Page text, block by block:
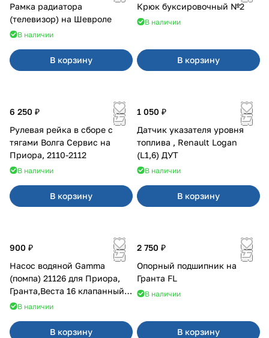
Рамка радиатора
(телевизор) на Шевроле
В наличии
В корзину
Крюк буксировочный №2
В наличии
В корзину
6 250 ₽
Рулевая рейка в сборе с
тягами Волга Сервис на
Приора, 2110-2112
В наличии
В корзину
1 050 ₽
Датчик указателя уровня
топлива , Renault Logan
(L1,6) ДУТ
В наличии
В корзину
900 ₽
Насос водяной Gamma
(помпа) 21126 для Приора,
Гранта,Веста 16 клапанный
двигатель.
В наличии
В корзину
2 750 ₽
Опорный подшипник на
Гранта FL
В наличии
В корзину